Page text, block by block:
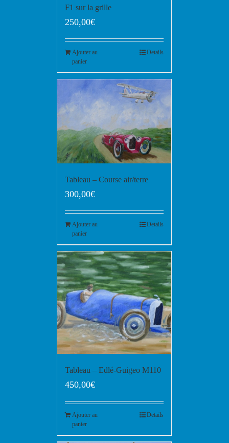
F1 sur la grille
250,00€
Ajouter au
panier
Details
Tableau – Course air/terre
300,00€
Ajouter au
panier
Details
Tableau – Edlé-Guigeo M110
450,00€
Ajouter au
panier
Details